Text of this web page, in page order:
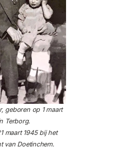
geboren op 1 maart
Terborg.
maart 1945 bij het
van Doetinchem.